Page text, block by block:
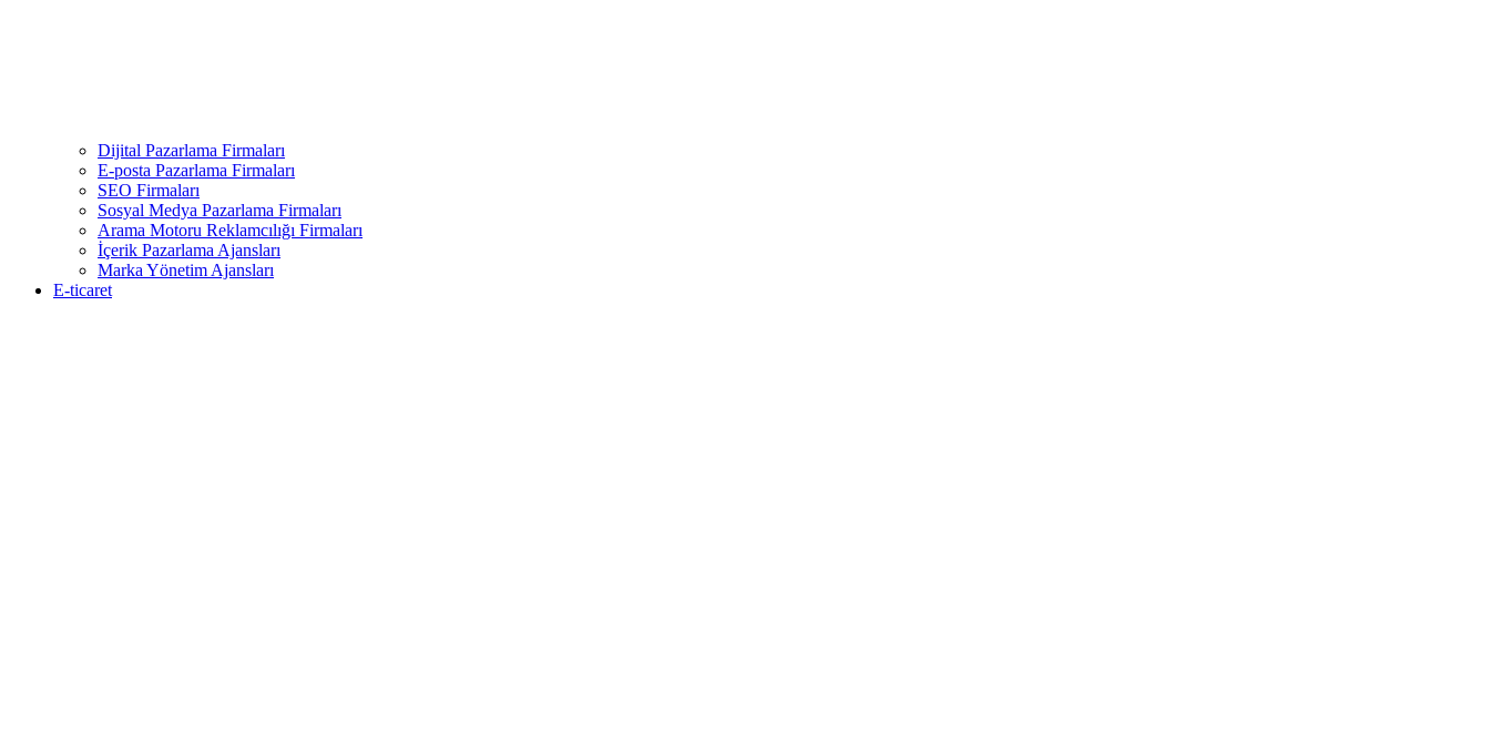
Dijital Pazarlama Firmaları
E-posta Pazarlama Firmaları
SEO Firmaları
Sosyal Medya Pazarlama Firmaları
Arama Motoru Reklamcılığı Firmaları
İçerik Pazarlama Ajansları
Marka Yönetim Ajansları
E-ticaret